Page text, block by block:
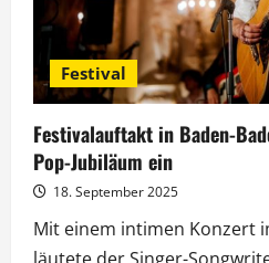
Festival
Festivalauftakt in Baden-
Pop-Jubiläum ein
18. September 2025
Mit einem intimen Konzert